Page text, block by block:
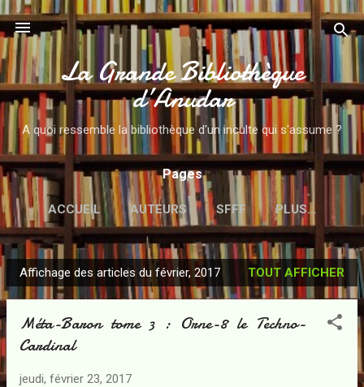
Accéder au contenu principal
La Grande Bibliothèque
d’Anudar
A quoi ressemble la bibliothèque d'un inculte qui s'assume ?
Pages
ACCUEIL AUTEURS SFFF PLUS…
A
r
Affichage des articles du février, 2017 TOUT AFFICHER
Méta-Baron tome 3 : Orne-8 le Techno-
Cardinal
jeudi, février 23, 2017